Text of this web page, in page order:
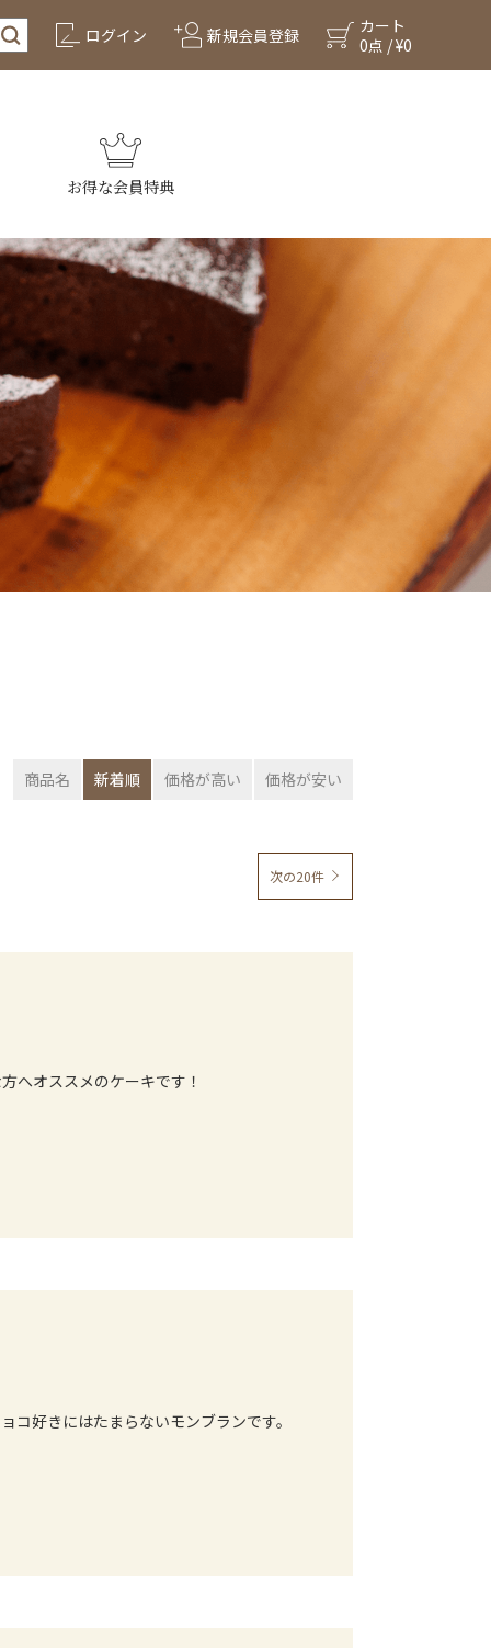
ログイン 新規会員登録
カート
0点 / ¥0
お得な会員特典
商品名 新着順 価格が高い 価格が安い
次の20件
へオススメのケーキです！
コ好きにはたまらないモンブランです。